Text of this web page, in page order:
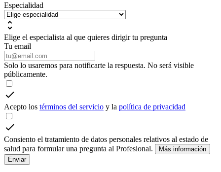
Especialidad
Elige el especialista al que quieres dirigir tu pregunta
Tu email
Solo lo usaremos para notificarte la respuesta. No será visible
públicamente.
Acepto los términos del servicio y la política de privacidad
Consiento el tratamiento de datos personales relativos al estado de
salud para formular una pregunta al Profesional.
Más información
Enviar